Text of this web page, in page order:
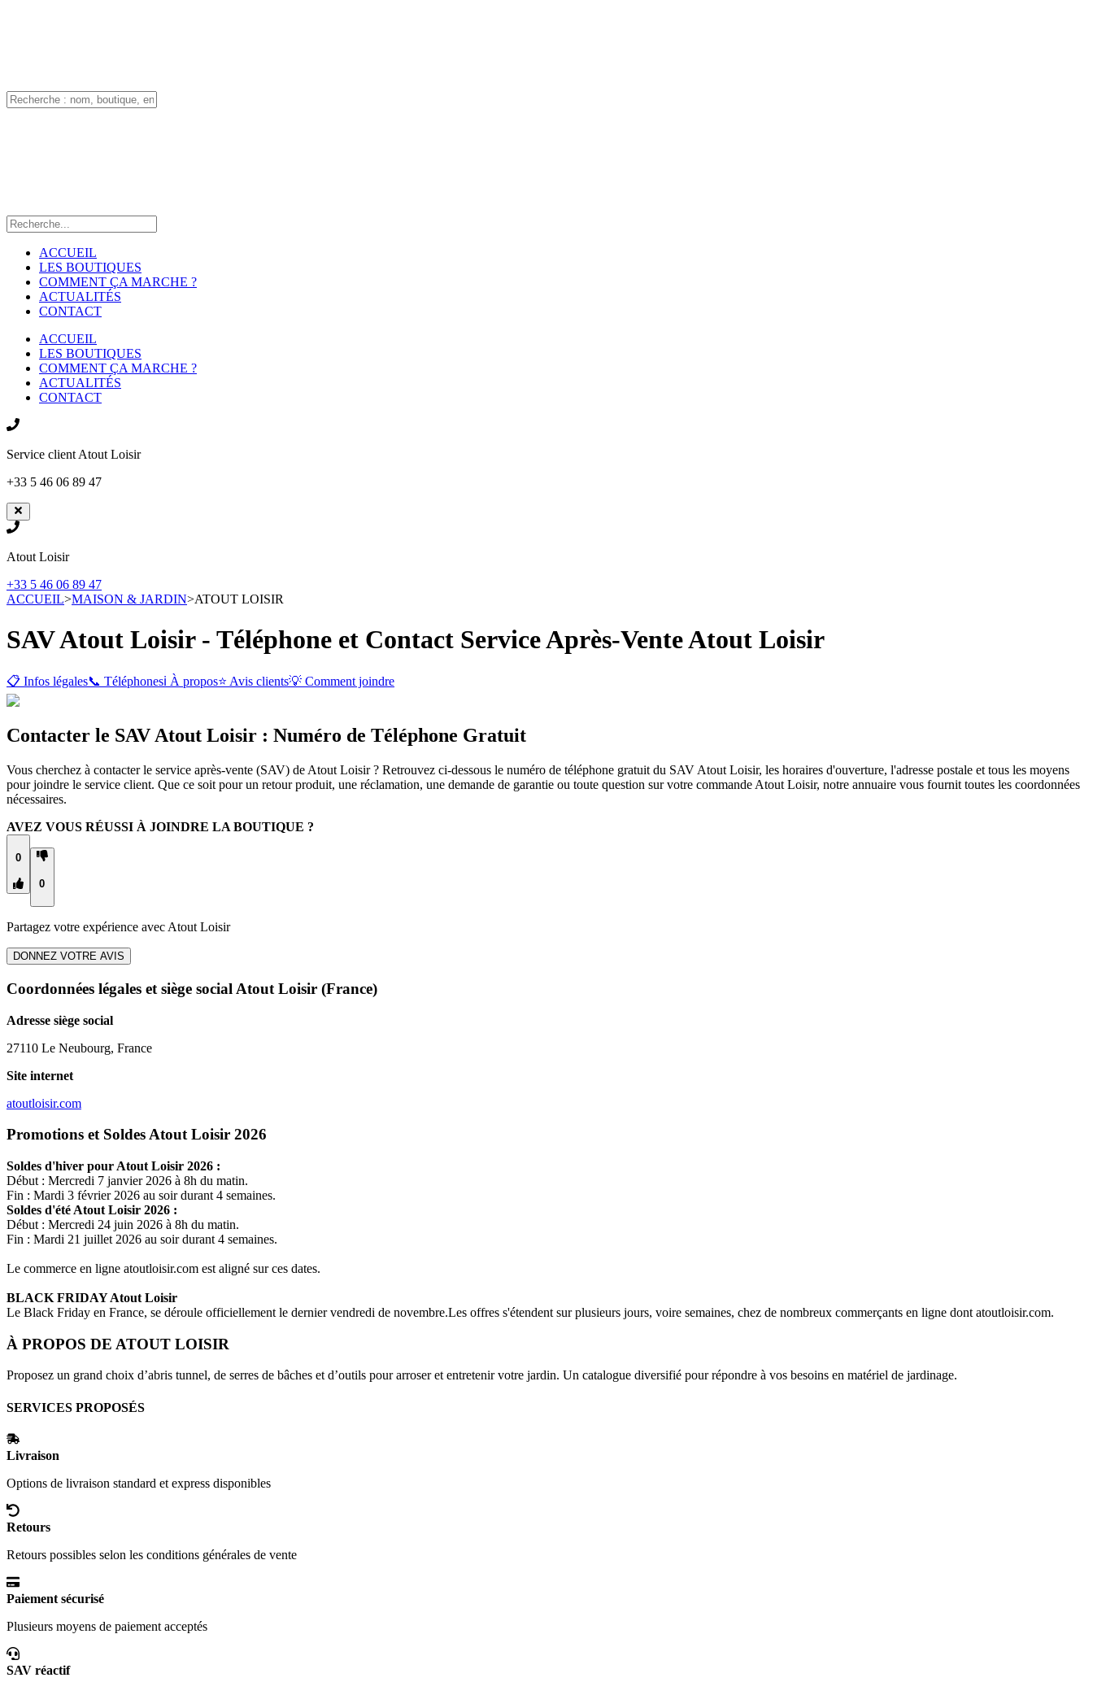
ACCUEIL
LES BOUTIQUES
COMMENT ÇA MARCHE ?
ACTUALITÉS
CONTACT
ACCUEIL
LES BOUTIQUES
COMMENT ÇA MARCHE ?
ACTUALITÉS
CONTACT
Service client Atout Loisir
+33 5 46 06 89 47
Atout Loisir
+33 5 46 06 89 47
ACCUEIL>MAISON & JARDIN>ATOUT LOISIR
SAV Atout Loisir - Téléphone et Contact Service Après-VenteAtout Loisir
📋 Infos légales📞 Téléphonesℹ️ À propos⭐ Avis clients💡 Comment joindre
Contacter le SAV Atout Loisir : Numéro de Téléphone Gratuit
Vous cherchez à contacter le service après-vente (SAV) de Atout Loisir ? Retrouvez ci-dessous le numéro de téléphone gratuit du SAV Atout Loisir, les horaires d'ouverture, l'adresse postale et tous les moyens
pour joindre le service client. Que ce soit pour un retour produit, une réclamation, une demande de garantie ou toute question sur votre commande Atout Loisir, notre annuaire vous fournit toutes les coordonnées
nécessaires.
AVEZ VOUS RÉUSSI À JOINDRE LA BOUTIQUE ?
0
0
Partagez votre expérience avec Atout Loisir
DONNEZ VOTRE AVIS
Coordonnées légales et siège social Atout Loisir (France)
Adresse siège social
27110 Le Neubourg, France
Site internet
atoutloisir.com
Promotions et Soldes Atout Loisir 2026
Soldes d'hiver pour Atout Loisir 2026 :
Début : Mercredi 7 janvier 2026 à 8h du matin.
Fin : Mardi 3 février 2026 au soir durant 4 semaines.
Soldes d'été Atout Loisir 2026 :
Début : Mercredi 24 juin 2026 à 8h du matin.
Fin : Mardi 21 juillet 2026 au soir durant 4 semaines.
Le commerce en ligne atoutloisir.com est aligné sur ces dates.
BLACK FRIDAYAtout Loisir
Le Black Friday en France, se déroule officiellement le dernier vendredi de novembre.Les offres s'étendent sur plusieurs jours, voire semaines, chez de nombreux commerçants en ligne dont atoutloisir.com.
À PROPOS DE ATOUT LOISIR
Proposez un grand choix d’abris tunnel, de serres de bâches et d’outils pour arroser et entretenir votre jardin. Un catalogue diversifié pour répondre à vos besoins en matériel de jardinage.
SERVICES PROPOSÉS
Livraison
Options de livraison standard et express disponibles
Retours
Retours possibles selon les conditions générales de vente
Paiement sécurisé
Plusieurs moyens de paiement acceptés
SAV réactif